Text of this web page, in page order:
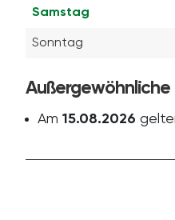
Samstag
Sonntag
Außergewöhnliche
Am 15.08.2026